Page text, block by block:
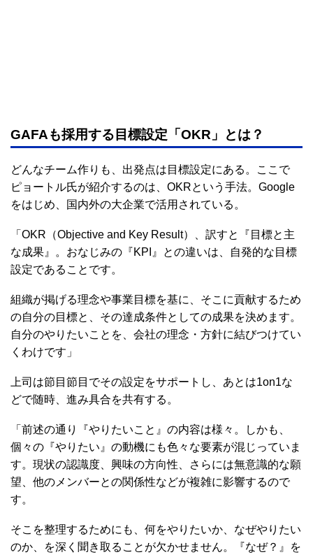
GAFAも採用する目標設定「OKR」とは？
どんなチーム作りも、出発点は目標設定にある。ここで
ピョートル氏が紹介するのは、OKRという手法。Google
をはじめ、国内外の大企業で活用されている。
「OKR（Objective and Key Result）、訳すと『目標と主
な成果』。おなじみの『KPI』との違いは、自発的な目標
設定であることです。
組織が掲げる理念や事業目標を基に、そこに貢献するため
の自分の目標と、その達成条件としての成果を決めます。
自分のやりたいことを、会社の理念・方針に結びつけてい
くわけです」
上司は節目節目でその設定をサポートし、あとは1on1な
どで随時、進み具合を共有する。
「前述の通り『やりたいこと』の内容は様々。しかも、
個々の『やりたい』の動機にも色々な要素が混じっていま
す。現状の認識度、興味の方向性、さらには無意識的な願
望、他のメンバーとの関係性などが複雑に影響するので
す。
そこを整理するためにも、何をやりたいか、なぜやりたい
のか、を深く聞き取ることが欠かせません。『なぜ？』を